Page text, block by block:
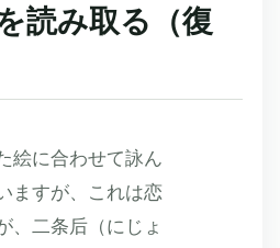
読み取る（復
絵に合わせて詠ん
ますが、これは恋
、二条后（にじょ